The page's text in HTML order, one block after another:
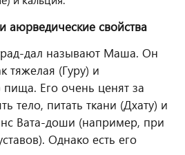
аюрведические свойства
дал называют Маша. Он
тяжелая (Гуру) и
Его очень ценят за
тело, питать ткани (Дхату) и
Вата-доши (например, при
Однако есть его